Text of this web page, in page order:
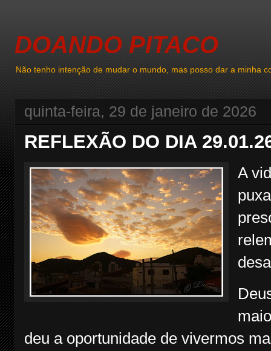
DOANDO PITACO
Não tenho intenção de mudar o mundo, mas posso dar a minha
quinta-feira, 29 de janeiro de 2026
REFLEXÃO DO DIA
A
deu a oportunidade de vivermos